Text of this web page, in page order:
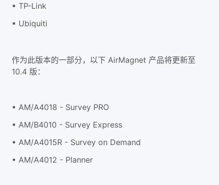
▪ TP-Link
▪ Ubiquiti
作为此版本的一部分，以下 AirMagnet 产品将更新至
10.4 版：
• AM/A4018 - Survey PRO
• AM/B4010 - Survey Express
• AM/A4015R - Survey on Demand
• AM/A4012 - Planner